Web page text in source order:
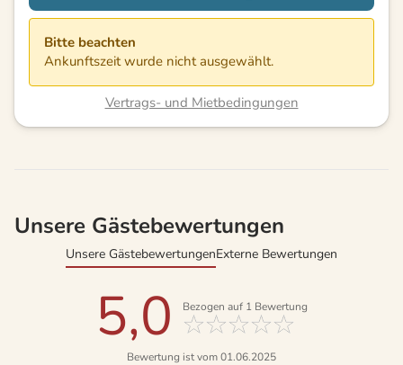
Bitte beachten
Ankunftszeit wurde nicht ausgewählt.
Vertrags- und Mietbedingungen
Unsere Gästebewertungen
Unsere GästebewertungenExterne Bewertungen
5,0 Bezogen auf 1 Bewertung
Bewertung ist vom 01.06.2025